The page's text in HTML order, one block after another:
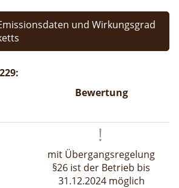
und Wirkungsgrad
Bewertung
mit Übergangsregelung
§26 ist der Betrieb bis
31.12.2024 möglich